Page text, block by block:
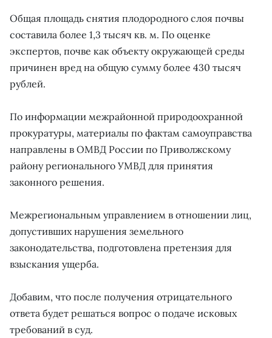
Общая площадь снятия плодородного слоя почвы
составила более 1,3 тысяч кв. м. По оценке
экспертов, почве как объекту окружающей среды
причинен вред на общую сумму более 430 тысяч
рублей.
По информации межрайонной природоохранной
прокуратуры, материалы по фактам самоуправства
направлены в ОМВД России по Приволжскому
району регионального УМВД для принятия
законного решения.
Межрегиональным управлением в отношении лиц,
допустивших нарушения земельного
законодательства, подготовлена претензия для
взыскания ущерба.
Добавим, что после получения отрицательного
ответа будет решаться вопрос о подаче исковых
требований в суд.